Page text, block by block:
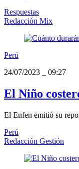
Respuestas
Redacción Mix
Perú
24/07/2023
09:27
El Niño
El Enfen emitió su
Perú
Redacción Gestión